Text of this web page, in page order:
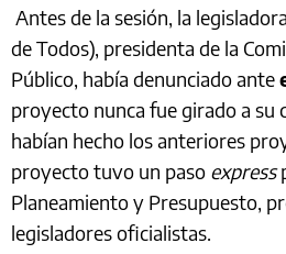
Antes de la sesión, la
de Todos), presidenta de la
Público, había denunciado ante
proyecto nunca fue girado a su
habían hecho los anteriores
proyecto tuvo un paso express
Planeamiento y Presupuesto,
legisladores oficialistas.